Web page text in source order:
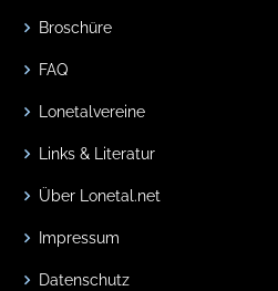
Broschüre
FAQ
Lonetalvereine
Links & Literatur
Über Lonetal.net
Impressum
Datenschutz